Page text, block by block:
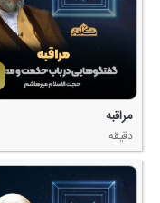
مراقبه
دقیقه